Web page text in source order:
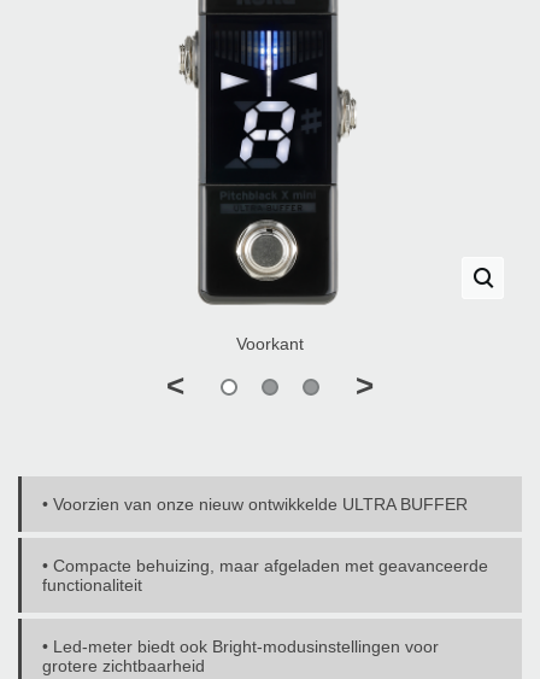
Voorkant
< >
• Voorzien van onze nieuw ontwikkelde ULTRA BUFFER
• Compacte behuizing, maar afgeladen met geavanceerde
functionaliteit
• Led-meter biedt ook Bright-modusinstellingen voor
grotere zichtbaarheid